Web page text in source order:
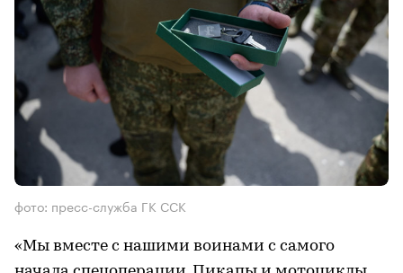
фото: пресс-служба ГК ССК
«Мы вместе с нашими воинами с самого